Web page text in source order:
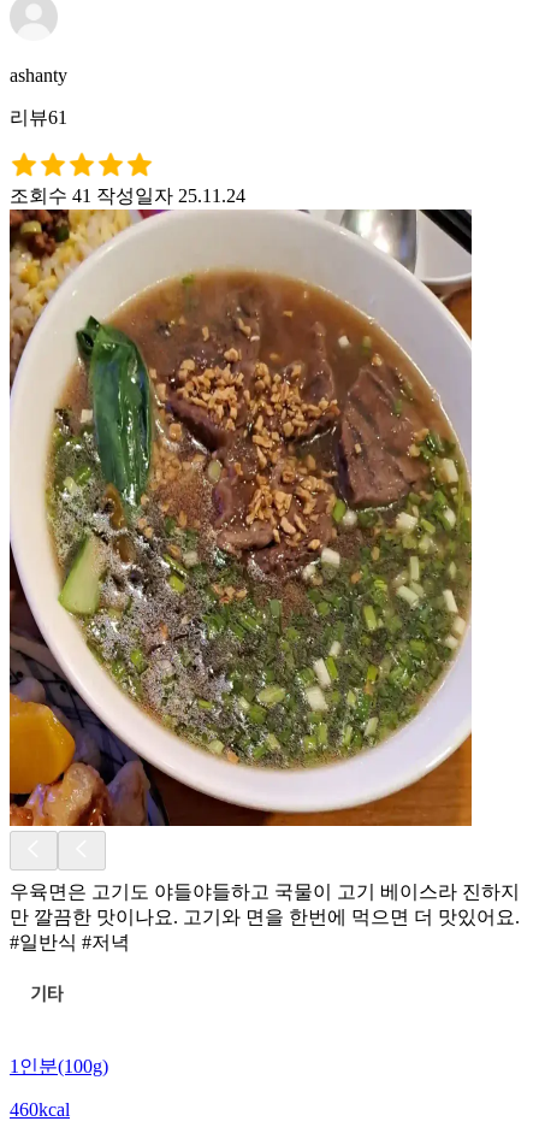
ashanty
리뷰61
조회수 41 작성일자 25.11.24
우육면은 고기도 야들야들하고 국물이 고기 베이스라 진하지
만 깔끔한 맛이나요. 고기와 면을 한번에 먹으면 더 맛있어요.
#일반식 #저녁
1인분(100g)
460kcal